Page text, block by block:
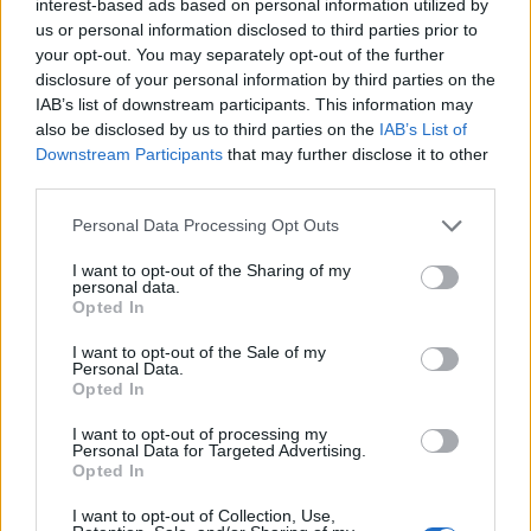
interest-based ads based on personal information utilized by
us or personal information disclosed to third parties prior to
your opt-out. You may separately opt-out of the further
disclosure of your personal information by third parties on the
IAB’s list of downstream participants. This information may
also be disclosed by us to third parties on the IAB’s List of
Downstream Participants that may further disclose it to other
Personal Data Processing Opt Outs
I want to opt-out of the Sharing of my
personal data.
Opted In
I want to opt-out of the Sale of my
Personal Data.
Opted In
I want to opt-out of processing my
Personal Data for Targeted Advertising.
Opted In
I want to opt-out of Collection, Use,
av en utsökt sjustegad dubbelkopplingslåda klaras sprinten till
hundra på 4,5 sekunder.
Allt känns så förbaskat rätt att man kan börja grina av glädje.
Tja, ända fram tills att testbilen ska återlämnas och den
det till ett grundpris av 625 000 kronor. Man kan bli deprimerad
för mindre!